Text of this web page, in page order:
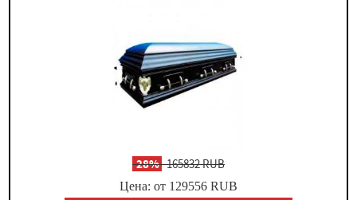
-28%165832 RUB
Цена: от 129556 RUB